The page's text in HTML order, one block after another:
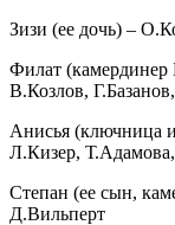
Зизи (ее дочь) –
Филат (камердинер
В.Козлов,
Анисья (ключница
Л.Кизер,
Степан (ее сын,
Д.Вильперт